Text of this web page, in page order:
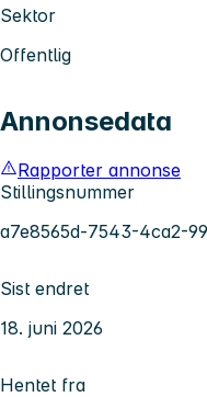
Sektor
Offentlig
Annonsedata
Rapporter annonse
Stillingsnummer
a7e8565d-7543-4ca2-
Sist endret
18. juni 2026
Hentet fra